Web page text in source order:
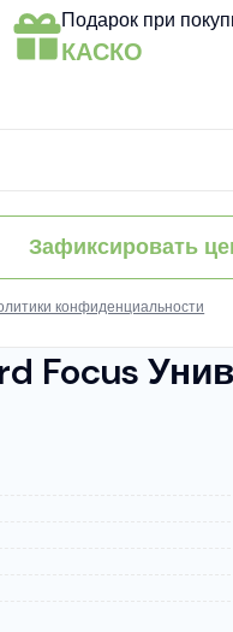
Подарок при
КАСКО
Зафиксировать
конфиденциальности